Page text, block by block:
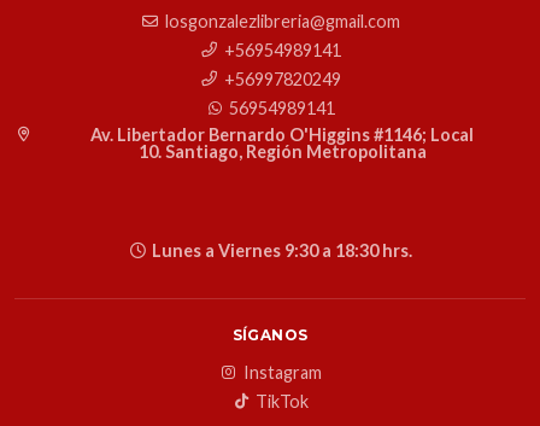
losgonzalezlibreria@gmail.com
+56954989141
+56997820249
56954989141
Av. Libertador Bernardo O'Higgins #1146; Local
10. Santiago, Región Metropolitana
Lunes a Viernes 9:30 a 18:30 hrs.
SÍGANOS
Instagram
TikTok